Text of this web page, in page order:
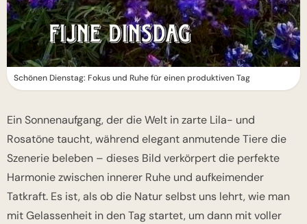
Schönen Dienstag: Fokus und Ruhe für einen produktiven Tag
Ein Sonnenaufgang, der die Welt in zarte Lila- und
Rosatöne taucht, während elegant anmutende Tiere die
Szenerie beleben – dieses Bild verkörpert die perfekte
Harmonie zwischen innerer Ruhe und aufkeimender
Tatkraft. Es ist, als ob die Natur selbst uns lehrt, wie man
mit Gelassenheit in den Tag startet, um dann mit voller